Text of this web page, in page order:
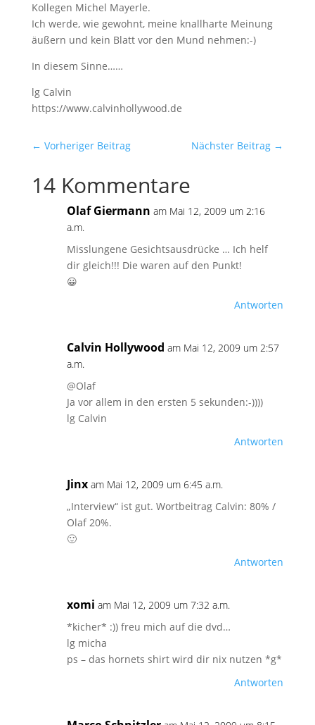
Kollegen Michel Mayerle.
Ich werde, wie gewohnt, meine knallharte Meinung
äußern und kein Blatt vor den Mund nehmen:-)
In diesem Sinne……
lg Calvin
https://www.calvinhollywood.de
← Vorheriger Beitrag Nächster Beitrag →
14 Kommentare
Olaf Giermann am Mai 12, 2009 um 2:16
a.m.
Misslungene Gesichtsausdrücke … Ich helf
dir gleich!!! Die waren auf den Punkt!
😀
Antworten
Calvin Hollywood am Mai 12, 2009 um 2:57
a.m.
@Olaf
Ja vor allem in den ersten 5 sekunden:-))))
lg Calvin
Antworten
Jinx am Mai 12, 2009 um 6:45 a.m.
„Interview“ ist gut. Wortbeitrag Calvin: 80% /
Olaf 20%.
🙂
Antworten
xomi am Mai 12, 2009 um 7:32 a.m.
*kicher* :)) freu mich auf die dvd…
lg micha
ps – das hornets shirt wird dir nix nutzen *g*
Antworten